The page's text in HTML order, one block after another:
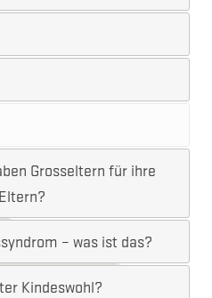
Grosseltern für ihre
– was ist das?
Kindeswohl?